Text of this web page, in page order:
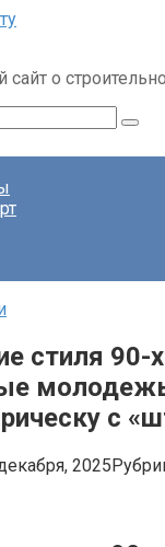
о
стиля 90-
с
2025